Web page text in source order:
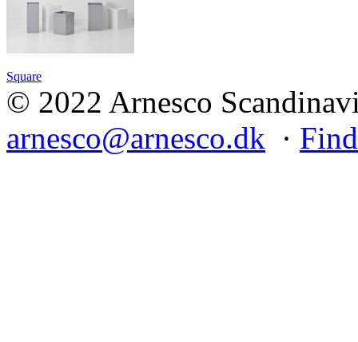
Square
© 2022 Arnesco
arnesco@arnesco.dk ·